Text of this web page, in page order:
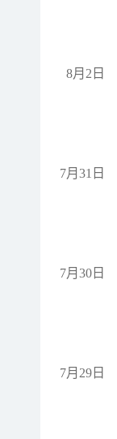
8月2日
7月31日
7月30日
7月29日